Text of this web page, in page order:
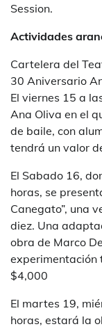
Session.
Actividades
Cartelera del
30 Aniversario
El viernes 15 a
Ana Oliva en el
de baile, con
tendrá un valor
El Sabado 16,
horas, se
Canegato”, una
diez. Una
obra de Marco
experimentación
$4,000
El martes 19,
horas, estará la